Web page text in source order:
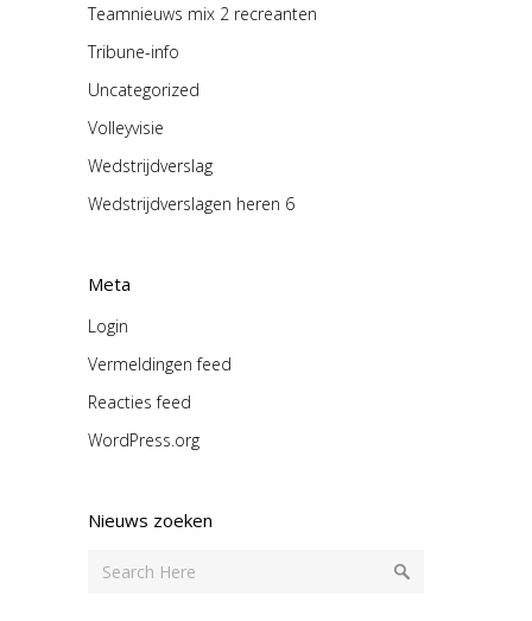
Teamnieuws mix 2 recreanten
Tribune-info
Uncategorized
Volleyvisie
Wedstrijdverslag
Wedstrijdverslagen heren 6
Meta
Login
Vermeldingen feed
Reacties feed
WordPress.org
Nieuws zoeken